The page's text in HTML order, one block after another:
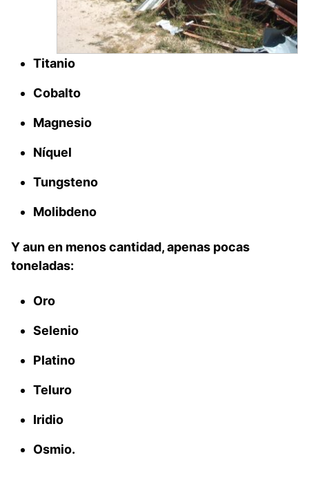
Titanio
Cobalto
Magnesio
Níquel
Tungsteno
Molibdeno
Y aun en menos cantidad, apenas pocas
toneladas:
Oro
Selenio
Platino
Teluro
Iridio
Osmio.